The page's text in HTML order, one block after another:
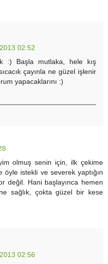
02:52
:) Başla mutlaka, hele kış
çayınla ne güzel işlenir
yapacaklarını :)
olmuş senin için, ilk çekime
öyle istekli ve severek yaptığın
değil. Hani başlayınca hemen
sağlık, çokta güzel bir kese
02:56